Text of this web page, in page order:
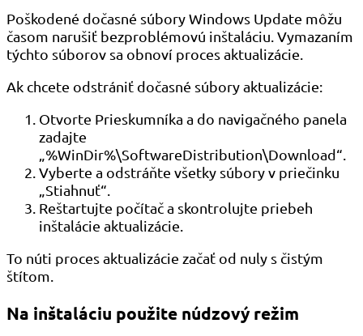
Poškodené dočasné súbory Windows Update môžu
časom narušiť bezproblémovú inštaláciu. Vymazaním
týchto súborov sa obnoví proces aktualizácie.
Ak chcete odstrániť dočasné súbory aktualizácie:
Otvorte Prieskumníka a do navigačného panela
zadajte
„%WinDir%\SoftwareDistribution\Download“.
Vyberte a odstráňte všetky súbory v priečinku
„Stiahnuť“.
Reštartujte počítač a skontrolujte priebeh
inštalácie aktualizácie.
To núti proces aktualizácie začať od nuly s čistým
štítom.
Na inštaláciu použite núdzový režim